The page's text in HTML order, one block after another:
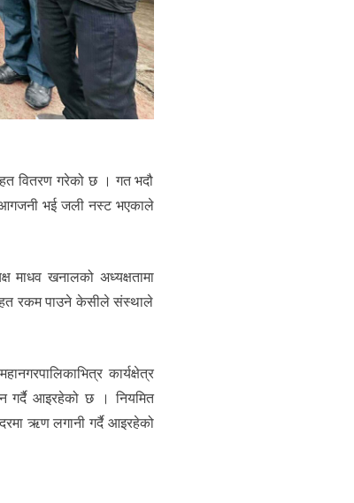
वितरण गरेको छ । गत भदौ
आगजनी भई जली नस्ट भएकाले
माधव खनालको अध्यक्षतामा
रकम पाउने केसीले संस्थाले
कार्यक्षेत्र
गर्दै आइरहेको छ । नियमित
ऋण लगानी गर्दै आइरहेको